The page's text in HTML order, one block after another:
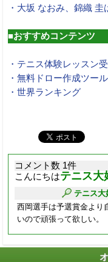
・大坂 なおみ、錦織 圭
■おすすめコンテンツ
・テニス体験レッスン
・無料ドロー作成ツール
・世界ランキング
コメント数 1件
こんにちはテニス大
テニス大
西岡選手は予選賞金より
いので頑張って欲しい。